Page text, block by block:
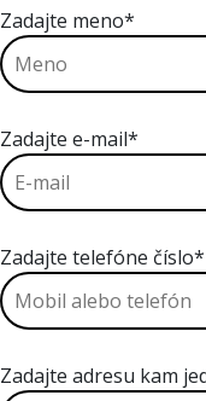
Zadajte meno*
Zadajte e-mail*
Zadajte telefóne číslo*
Zadajte adresu kam